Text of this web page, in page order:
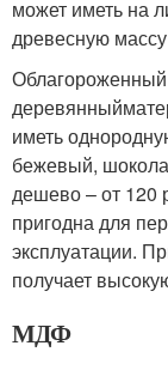
может иметь на
древесную
иметь
бежевый,
дешево – от 120
пригодна для
эксплуатации.
получает
МДФ